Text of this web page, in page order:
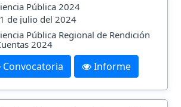
Pública 2024
de julio del 2024
Pública Regional de Rendición
2024
Convocatoria Informe